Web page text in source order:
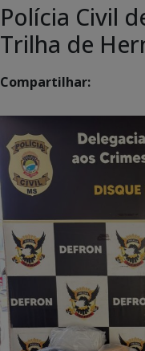
Polícia Civil
Trilha de
Compartilhar: